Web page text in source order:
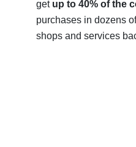
get up to 40% of the
purchases in dozens
shops and services